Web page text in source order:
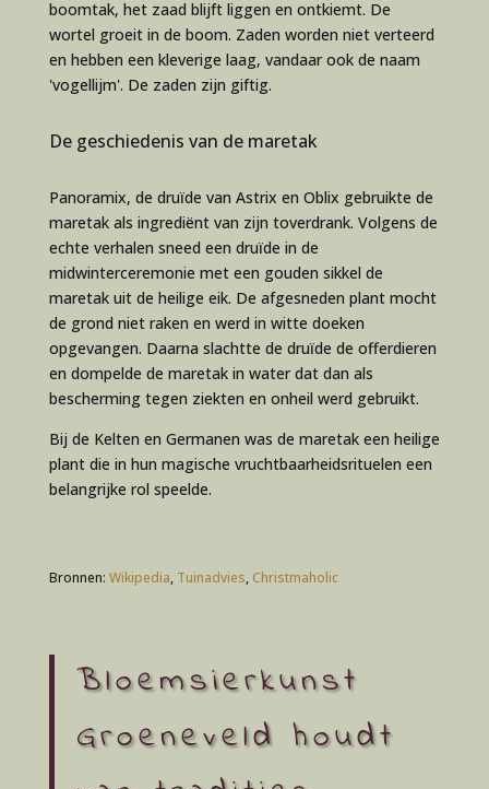
boomtak, het zaad blijft liggen en ontkiemt. De
wortel groeit in de boom. Zaden worden niet verteerd
en hebben een kleverige laag, vandaar ook de naam
'vogellijm'. De zaden zijn giftig.
De geschiedenis van de maretak
Panoramix, de druïde van Astrix en Oblix gebruikte de
maretak als ingrediënt van zijn toverdrank. Volgens de
echte verhalen sneed een druïde in de
midwinterceremonie met een gouden sikkel de
maretak uit de heilige eik. De afgesneden plant mocht
de grond niet raken en werd in witte doeken
opgevangen. Daarna slachtte de druïde de offerdieren
en dompelde de maretak in water dat dan als
bescherming tegen ziekten en onheil werd gebruikt.
Bij de Kelten en Germanen was de maretak een heilige
plant die in hun magische vruchtbaarheidsrituelen een
belangrijke rol speelde.
Bronnen: Wikipedia, Tuinadvies, Christmaholic
Bloemsierkunst
Groeneveld houdt